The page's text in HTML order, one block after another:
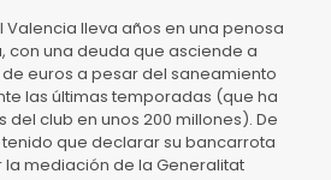
Valencia lleva años en una penosa
con una deuda que asciende a
euros a pesar del saneamiento
las últimas temporadas (que ha
club en unos 200 millones). De
que declarar su bancarrota
mediación de la Generalitat